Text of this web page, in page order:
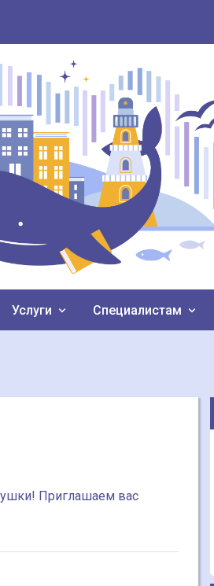
Услуги Специалистам
Приглашаем вас